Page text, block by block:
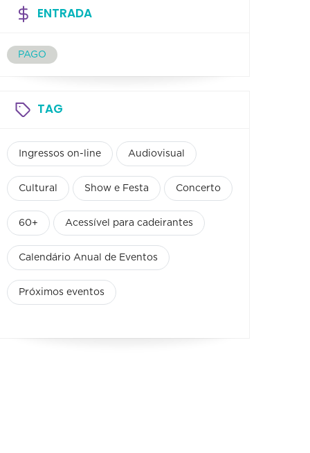
ENTRADA
PAGO
TAG
Ingressos on-line Audiovisual
Cultural Show e Festa Concerto
60+ Acessível para cadeirantes
Calendário Anual de Eventos
Próximos eventos